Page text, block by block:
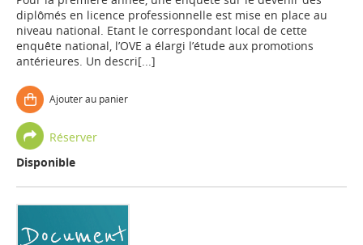
diplômés en licence professionnelle est mise en place au
niveau national. Etant le correspondant local de cette
enquête national, l’OVE a élargi l’étude aux promotions
antérieures. Un descri[...]
Ajouter au panier
Réserver
Disponible